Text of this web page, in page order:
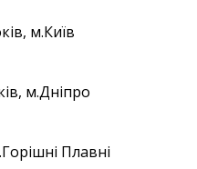
м.Київ
м.Дніпро
Плавні